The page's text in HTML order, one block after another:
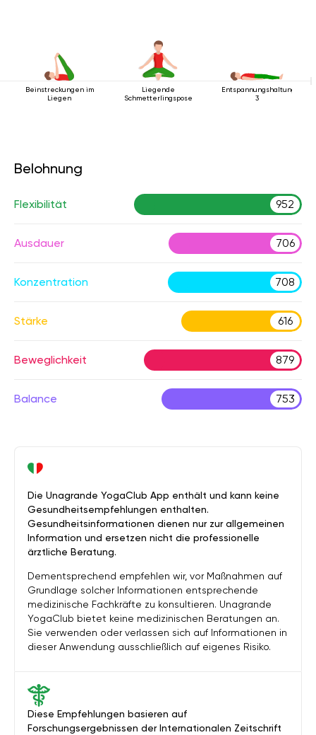
Beinstreckungen im
Liegen
Liegende
Schmetterlingspose
Entspannungshaltung
3
Belohnung
Flexibilität 952
Ausdauer 706
Konzentration 708
Stärke 616
Beweglichkeit 879
Balance 753
Diese Empfehlungen basieren auf
Forschungsergebnissen der Internationalen Zeitschrift
Die Unagrande YogaClub App enthält und kann keine
Gesundheitsempfehlungen enthalten.
Gesundheitsinformationen dienen nur zur allgemeinen
Information und ersetzen nicht die professionelle
ärztliche Beratung.
Dementsprechend empfehlen wir, vor Maßnahmen auf
Grundlage solcher Informationen entsprechende
medizinische Fachkräfte zu konsultieren. Unagrande
YogaClub bietet keine medizinischen Beratungen an.
Sie verwenden oder verlassen sich auf Informationen in
dieser Anwendung ausschließlich auf eigenes Risiko.